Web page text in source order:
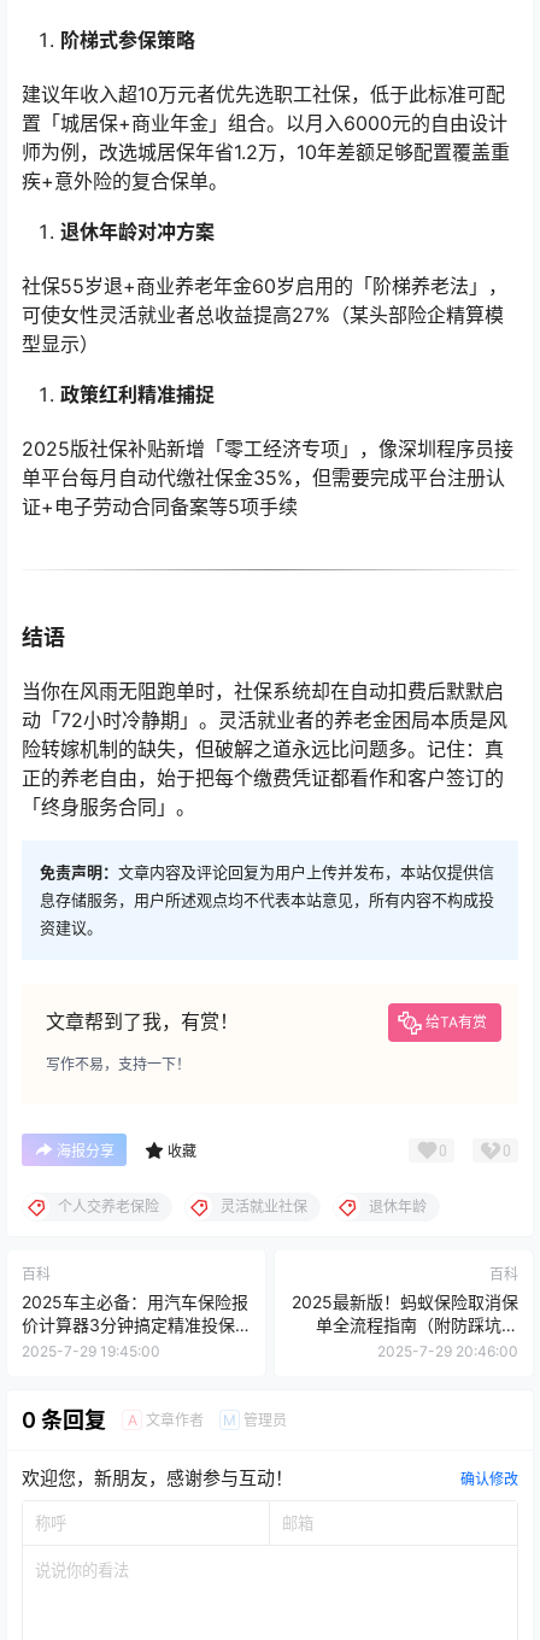
阶梯式参保策略
建议年收入超10万元者优先选职工社保，低于此标准可配
置「城居保+商业年金」组合。以月入6000元的自由设计
师为例，改选城居保年省1.2万，10年差额足够配置覆盖重
疾+意外险的复合保单。
退休年龄对冲方案
社保55岁退+商业养老年金60岁启用的「阶梯养老法」，
可使女性灵活就业者总收益提高27%（某头部险企精算模
型显示）
政策红利精准捕捉
2025版社保补贴新增「零工经济专项」，像深圳程序员接
单平台每月自动代缴社保金35%，但需要完成平台注册认
证+电子劳动合同备案等5项手续
结语
当你在风雨无阻跑单时，社保系统却在自动扣费后默默启
动「72小时冷静期」。灵活就业者的养老金困局本质是风
险转嫁机制的缺失，但破解之道永远比问题多。记住：真
正的养老自由，始于把每个缴费凭证都看作和客户签订的
「终身服务合同」。
免责声明： 文章内容及评论回复为用户上传并发布，本站仅提供信
息存储服务，用户所述观点均不代表本站意见，所有内容不构成投
资建议。
文章帮到了我，有赏！ 给TA有赏
写作不易，支持一下！
海报分享 收藏 0 0
个人交养老保险 灵活就业社保 退休年龄
百科
2025车主必备：用汽车保险报
价计算器3分钟搞定精准投保
方案
2025-7-29 19:45:00
百科
2025最新版！蚂蚁保险取消保
单全流程指南（附防踩坑秘
籍）
2025-7-29 20:46:00
0 条回复 A 文章作者 M 管理员
欢迎您，新朋友，感谢参与互动！ 确认修改